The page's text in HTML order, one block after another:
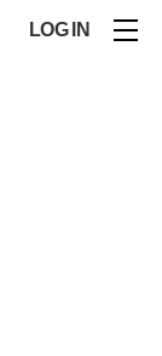
LOG IN